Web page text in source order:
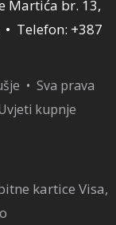
Martića br. 13,
Telefon: +387
• Sva prava
kupnje
kartice Visa,